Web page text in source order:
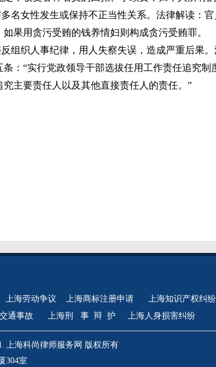
名女性发生或保持不正当性关系。法律解读：
如果用贪污受贿的钱养情妇则构成贪污受贿罪。
组织人事纪律，用人失察失误，造成严重后果
条：“实行党政领导干部选拔任用工作责任追究
究主要责任人以及其他直接责任人的责任。”
上海劳动争议 上海商标注册申请 上海知识产权纠纷
通事故 上海刑 事 辩 护 上海人身损害纠纷
上海科尚律师服务网 版权所有
304室